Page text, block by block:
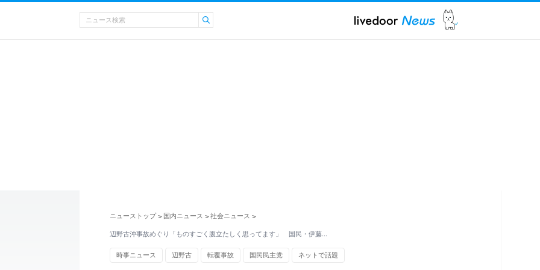
ニューストップ > 国内ニュース > 社会ニュース >
辺野古沖事故めぐり「ものすごく腹立たしく思ってます」 国民・伊藤…
時事ニュース 辺野古 転覆事故 国民民主党 ネットで話題